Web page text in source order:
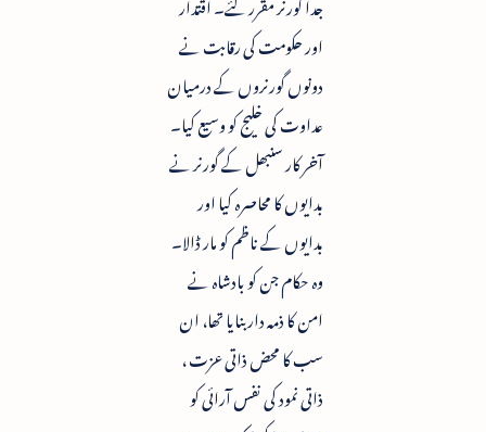
اور حکومت کی رقابت نے
دونوں گورنروں کے درمیان
عداوت کی خلیج کو وسیع کیا۔
آخر کار سنبھل کے گورنر نے
بدایوں کا محاصرہ کیا اور
بدایوں کے ناظم کو مار ڈالا۔
وہ حکام جن کو بادشاہ نے
امن کا ذمہ دار بنایا تھا، ان
سب کا محض ذاتی عزت ،
ذاتی نمود کی نفس آرائی کو